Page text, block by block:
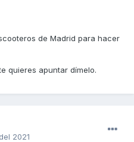
de Madrid para hacer
quieres apuntar dímelo.
2021